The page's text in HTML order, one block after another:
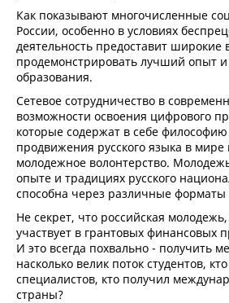
Как показывают многочисленные
России, особенно в условиях
деятельность предоставит
продемонстрировать лучший опыт
образования.
Сетевое сотрудничество в
возможности освоения цифрового
которые содержат в себе
продвижения русского языка в
молодежное волонтерство.
опыте и традициях русского
способна через различные
Не секрет, что российская
участвует в грантовых финансовых
И это всегда похвально - получить
насколько велик поток студентов,
специалистов, кто получил
страны?